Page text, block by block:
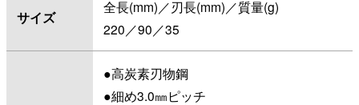
サイズ
全長(mm)／刃長(mm)／質量(g)
220／90／35
●高炭素刃物鋼
●細め3.0㎜ピッチ